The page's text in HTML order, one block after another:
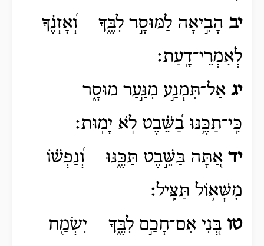
יב הָבִ֣יאָה לַמּוּסָ֣ר לִבֶּ֑ךָ וְ֝אָזְנֶ֗ךָ
לְאִמְרֵי־דָֽעַת׃
יג אַל־תִּמְנַ֣ע מִנַּ֣עַר מוּסָ֑ר
כִּֽי־תַכֶּ֥נּוּ בַ֝שֵּׁ֗בֶט לֹ֣א יָמֽוּת׃
יד אַ֭תָּה בַּשֵּׁ֣בֶט תַּכֶּ֑נּוּ וְ֝נַפְשׁ֗וֹ
מִשְּׁא֥וֹל תַּצִּֽיל׃
טו בְּ֭נִי אִם־חָכַ֣ם לִבֶּ֑ךָ יִשְׂמַ֖ח